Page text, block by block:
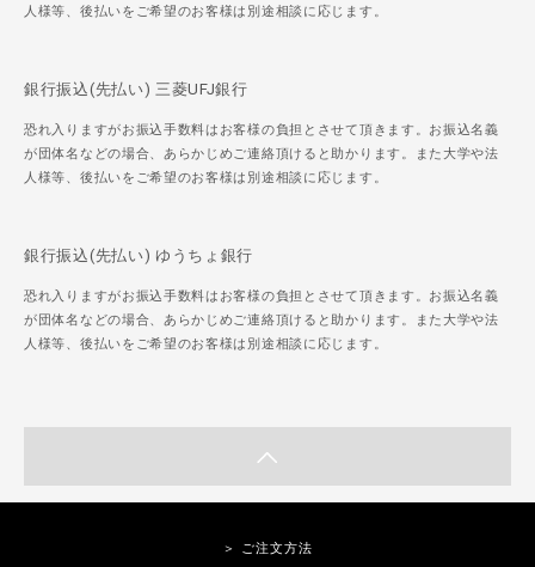
人様等、後払いをご希望のお客様は別途相談に応じます。
銀行振込(先払い) 三菱UFJ銀行
恐れ入りますがお振込手数料はお客様の負担とさせて頂きます。お振込名義
が団体名などの場合、あらかじめご連絡頂けると助かります。また大学や法
人様等、後払いをご希望のお客様は別途相談に応じます。
銀行振込(先払い) ゆうちょ銀行
恐れ入りますがお振込手数料はお客様の負担とさせて頂きます。お振込名義
が団体名などの場合、あらかじめご連絡頂けると助かります。また大学や法
人様等、後払いをご希望のお客様は別途相談に応じます。
＞ ご注文方法